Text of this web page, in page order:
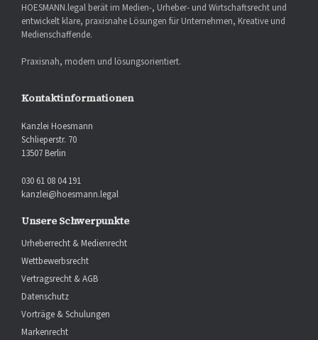
HOESMANN.legal berät im Medien-, Urheber- und Wirtschaftsrecht und
entwickelt klare, praxisnahe Lösungen für Unternehmen, Kreative und
Medienschaffende.
Praxisnah, modern und lösungsorientiert.
Kontaktinformationen
Kanzlei Hoesmann
Schlieperstr. 70
13507 Berlin
030 61 08 04 191
kanzlei@hoesmann.legal
Unsere Schwerpunkte
Urheberrecht & Medienrecht
Wettbewerbsrecht
Vertragsrecht & AGB
Datenschutz
Vorträge & Schulungen
Markenrecht